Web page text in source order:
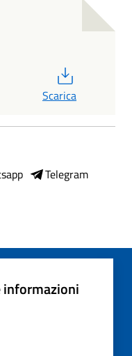
Scarica
Telegram
informazioni